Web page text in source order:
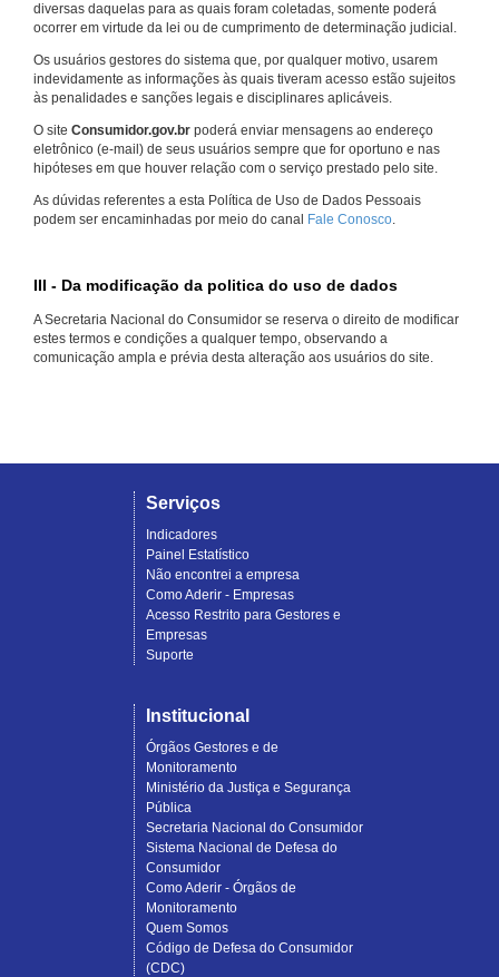
diversas daquelas para as quais foram coletadas, somente poderá
ocorrer em virtude da lei ou de cumprimento de determinação judicial.
Os usuários gestores do sistema que, por qualquer motivo, usarem
indevidamente as informações às quais tiveram acesso estão sujeitos
às penalidades e sanções legais e disciplinares aplicáveis.
O site Consumidor.gov.br poderá enviar mensagens ao endereço
eletrônico (e-mail) de seus usuários sempre que for oportuno e nas
hipóteses em que houver relação com o serviço prestado pelo site.
As dúvidas referentes a esta Política de Uso de Dados Pessoais
podem ser encaminhadas por meio do canal Fale Conosco.
III - Da modificação da politica do uso de dados
A Secretaria Nacional do Consumidor se reserva o direito de modificar
estes termos e condições a qualquer tempo, observando a
comunicação ampla e prévia desta alteração aos usuários do site.
Serviços
Indicadores
Painel Estatístico
Não encontrei a empresa
Como Aderir - Empresas
Acesso Restrito para Gestores e
Empresas
Suporte
Institucional
Órgãos Gestores e de
Monitoramento
Ministério da Justiça e Segurança
Pública
Secretaria Nacional do Consumidor
Sistema Nacional de Defesa do
Consumidor
Como Aderir - Órgãos de
Monitoramento
Quem Somos
Código de Defesa do Consumidor
(CDC)